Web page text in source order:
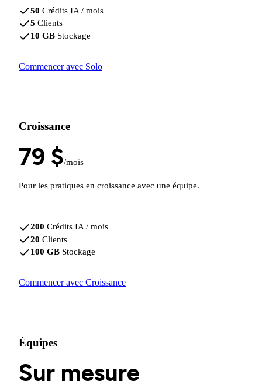
50 Crédits IA / mois
5 Clients
10 GB Stockage
Commencer avec Solo
Croissance
79 $/mois
Pour les pratiques en croissance avec une équipe.
200 Crédits IA / mois
20 Clients
100 GB Stockage
Commencer avec Croissance
Équipes
Sur mesure